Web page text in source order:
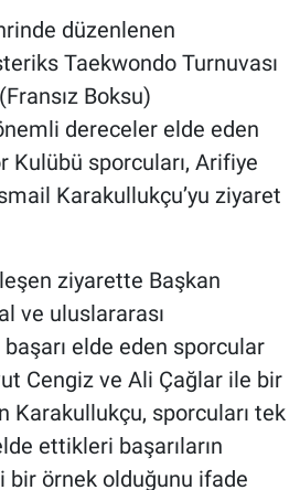
düzenlenen
Taekwondo Turnuvası
Boksu)
dereceler elde eden
Kulübü sporcuları, Arifiye
Karakullukçu’yu ziyaret
ziyarette Başkan
ve uluslararası
elde eden sporcular
Cengiz ve Ali Çağlar ile bir
Karakullukçu, sporcuları tek
ettikleri başarıların
bir örnek olduğunu ifade